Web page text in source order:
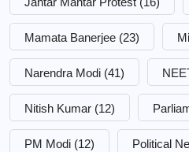
Mamata Banerjee (23)
Narendra Modi (41)
Nitish Kumar (12)
PM Modi (12) Political